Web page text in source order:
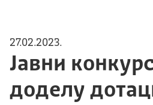
27.02.2023.
Јавни
доделу